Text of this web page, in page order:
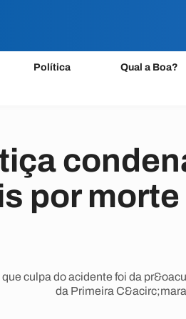
Política Qual a Boa?
por
culpa do acidente foi da
da Primeira